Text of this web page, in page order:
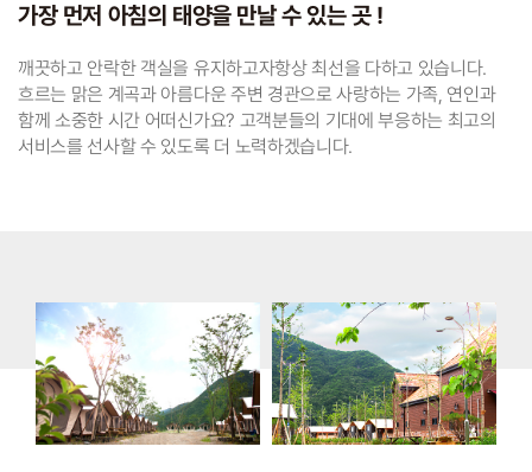
가장 먼저 아침의 태양을 만날 수 있는 곳 !
깨끗하고 안락한 객실을 유지하고자항상 최선을 다하고 있습니다.
흐르는 맑은 계곡과 아름다운 주변 경관으로 사랑하는 가족, 연인과
함께 소중한 시간 어떠신가요? 고객분들의 기대에 부응하는 최고의
서비스를 선사할 수 있도록 더 노력하겠습니다.